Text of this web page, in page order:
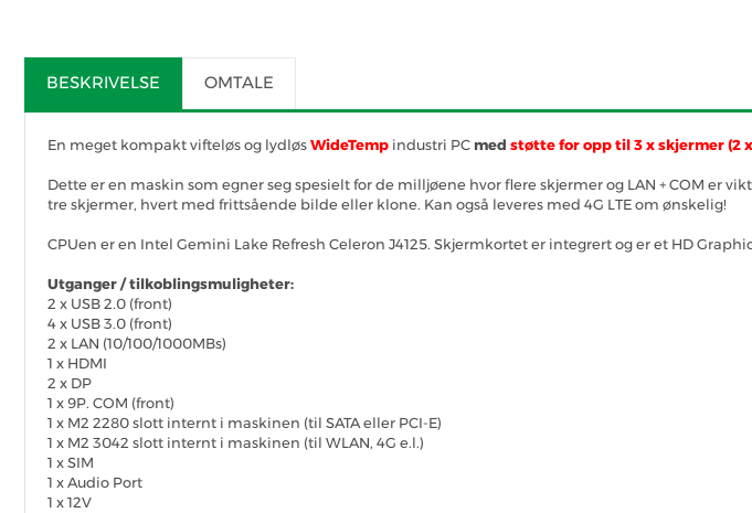
BESKRIVELSE OMTALE
En meget kompakt vifteløs og lydløsWideTemp industri PC med støtte for opp til 3 x skjermer (2 x
Dette er en maskin som egner seg spesielt for de milljøene hvor flere skjermer og LAN + COM er
tre skjermer, hvert med frittsående bilde eller klone. Kan også leveres med 4G LTE om ønskelig!
CPUen er en Intel Gemini Lake Refresh Celeron J4125. Skjermkortet er integrert og er et HD
Utganger / tilkoblingsmuligheter:
2 x USB 2.0 (front)
4 x USB 3.0 (front)
2 x LAN (10/100/1000MBs)
1 x HDMI
2 x DP
1 x 9P. COM (front)
1 x M2 2280 slott internt i maskinen (til SATA eller PCI-E)
1 x M2 3042 slott internt i maskinen (til WLAN, 4G e.l.)
1 x SIM
1 x Audio Port
1 x 12V